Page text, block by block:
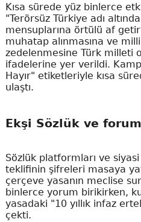
Kısa sürede yüz binlerce
"Terörsüz Türkiye adı
mensuplarına örtülü af
muhatap alınmasına ve
zedelenmesine Türk milleti
ifadelerine yer verildi.
Hayır" etiketleriyle kısa
ulaştı.
Ekşi Sözlük ve
Sözlük platformları ve
teklifinin şifreleri masaya
çerçeve yasanın meclise
binlerce yorum birikirken,
yasadaki "10 yıllık infaz
çekti.